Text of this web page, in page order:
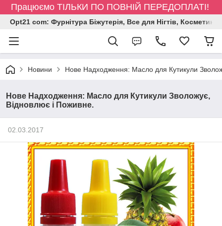
Працюємо ТІЛЬКИ ПО ПОВНІЙ ПЕРЕДОПЛАТІ!
Opt21 com: Фурнітура Біжутерія, Все для Нігтів, Косметика
Новини Нове Надходження: Масло для Кутикули
Нове Надходження: Масло для Кутикули Зволожує,
Відновлює і Поживне.
02.03.2017